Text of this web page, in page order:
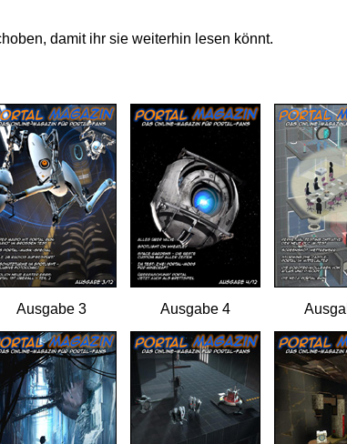
damit ihr sie weiterhin lesen könnt.
Ausgabe 3 Ausgabe 4